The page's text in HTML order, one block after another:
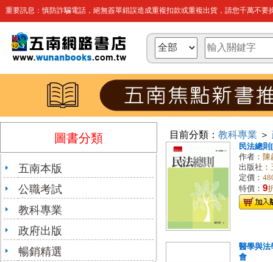
重要訊息：慎防詐騙電話，絕無簽單錯誤造成重複扣款或重複出貨，請您千萬不要
圖書分類
五南本版
公職考試
教科專業
政府出版
暢銷精選
目前分類： 教科專業 ＞
民法總則
作者： 陳
出版社：
定價：
特價： 9
醫學與法
會